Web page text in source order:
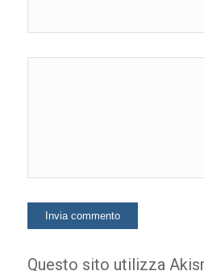
Questo sito utilizza